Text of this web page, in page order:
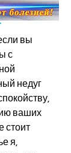
вы
с
недуг
ваших
стоит
я,